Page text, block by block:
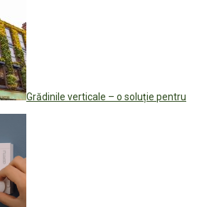
Grădinile verticale – o soluție pentru